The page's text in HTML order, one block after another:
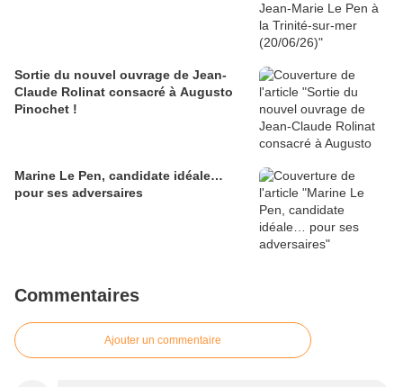
Sortie du nouvel ouvrage de Jean-
Claude Rolinat consacré à Augusto
Pinochet !
Marine Le Pen, candidate idéale…
pour ses adversaires
Commentaires
Ajouter un commentaire